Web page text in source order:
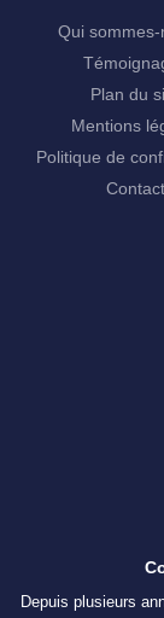
Qui
Plan du
Mentions
Politique de
Contact
Depuis plusieurs